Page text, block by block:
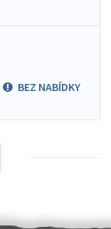
BEZ NABÍDKY